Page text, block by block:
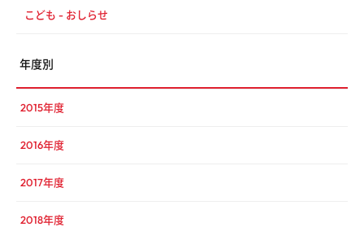
こども - おしらせ
年度別
2015年度
2016年度
2017年度
2018年度